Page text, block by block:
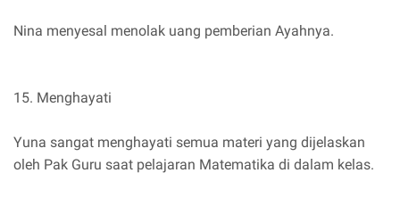
Nina menyesal menolak uang pemberian Ayahnya.
15. Menghayati
Yuna sangat menghayati semua materi yang dijelaskan
oleh Pak Guru saat pelajaran Matematika di dalam kelas.